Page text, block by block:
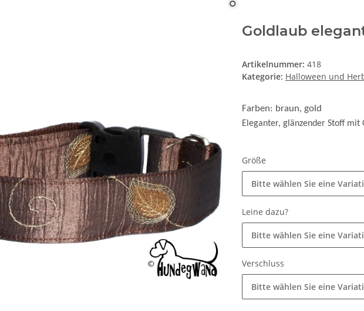
Goldlaub
Artikelnummer: 418
Kategorie: Halloween und
Farben: braun, gold
Eleganter, glänzender Stoff mit
Größe
Bitte wählen Sie eine
Leine dazu?
Bitte wählen Sie eine
Verschluss
Bitte wählen Sie eine